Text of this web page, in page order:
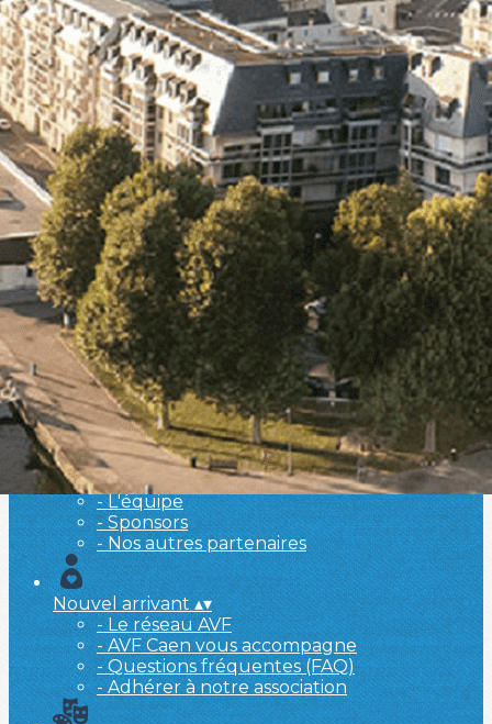
Exporter les lignes sélectionnées
Exporter toutes les colonnes
Exporter uniquement les colonnes affichées
Menu
<
>
- 🎁 Caen on aime, on partage
- 🎉 Les événements AVF
- Activités et Loisirs
Ajoutez un logo, un bouton, des réseaux sociaux
Cliquez pour éditer
L'association▴▾
- L'association
- Brochure
- L'équipe
- Sponsors
- Nos autres partenaires
Nouvel arrivant▴▾
- Le réseau AVF
- AVF Caen vous accompagne
- Questions fréquentes (FAQ)
- Adhérer à notre association